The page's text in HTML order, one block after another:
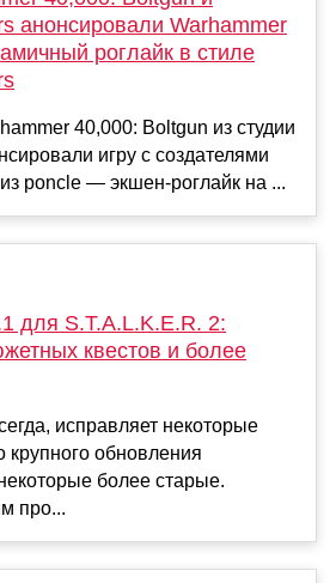
анонсировали Warhammer
роглайк в стиле
40,000: Boltgun из студии
игру с создателями
poncle — экшен-роглайк на ...
для S.T.A.L.K.E.R. 2:
квестов и более
исправляет некоторые
крупного обновления
более старые.
про...